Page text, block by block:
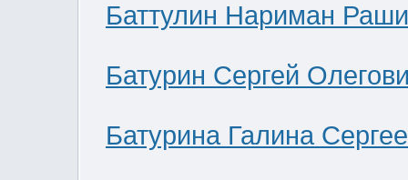
Баттулин Нариман
Батурин Сергей
Батурина Галина